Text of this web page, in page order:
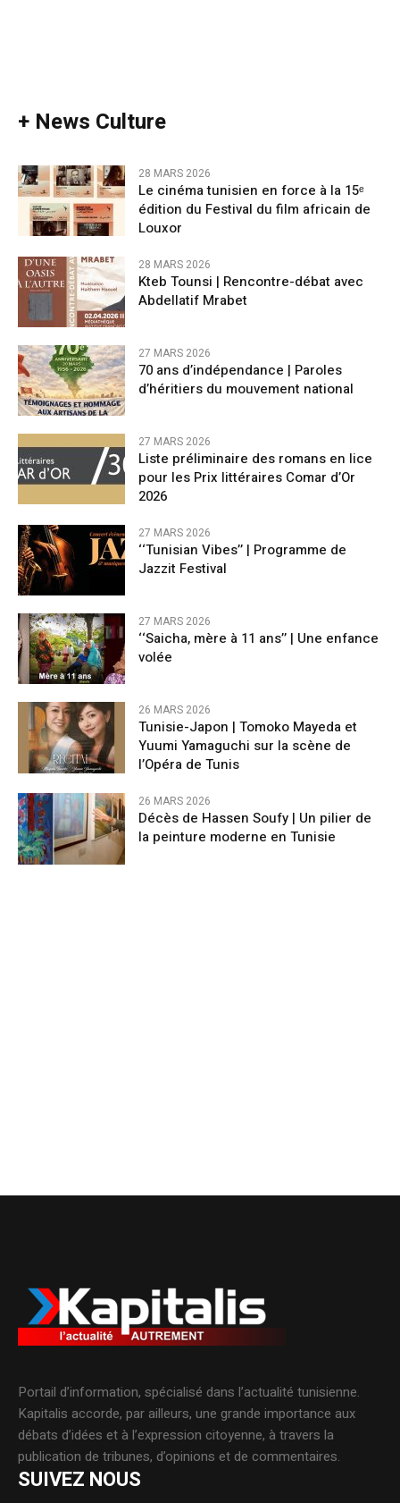
+ News Culture
28 MARS 2026
Le cinéma tunisien en force à la 15ᵉ
édition du Festival du film africain de
Louxor
28 MARS 2026
Kteb Tounsi | Rencontre-débat avec
Abdellatif Mrabet
27 MARS 2026
70 ans d’indépendance | Paroles
d’héritiers du mouvement national
27 MARS 2026
Liste préliminaire des romans en lice
pour les Prix littéraires Comar d’Or
2026
27 MARS 2026
‘‘Tunisian Vibes’’ | Programme de
Jazzit Festival
27 MARS 2026
‘‘Saicha, mère à 11 ans’’ | Une enfance
volée
26 MARS 2026
Tunisie-Japon | Tomoko Mayeda et
Yuumi Yamaguchi sur la scène de
l’Opéra de Tunis
26 MARS 2026
Décès de Hassen Soufy | Un pilier de
la peinture moderne en Tunisie
Portail d’information, spécialisé dans l’actualité tunisienne.
Kapitalis accorde, par ailleurs, une grande importance aux
débats d’idées et à l’expression citoyenne, à travers la
publication de tribunes, d’opinions et de commentaires.
SUIVEZ NOUS